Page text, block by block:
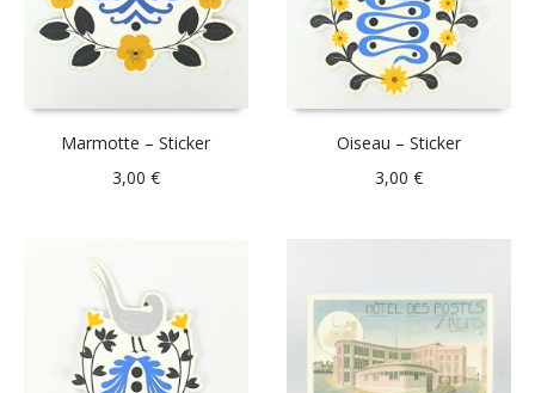
Marmotte – Sticker
3,00 €
Oiseau – Sticker
3,00€